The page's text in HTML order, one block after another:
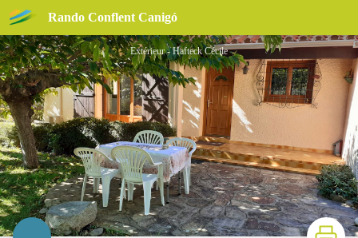
Rando Conflent Canigó
Extérieur - Hafteck Cécile
Imprimer